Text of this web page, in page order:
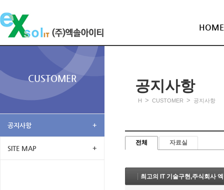
HOME
CUSTOMER
공지사항 +
SITE MAP +
공지사항
H > CUSTOMER > 공지사항
전체 자료실
최고의 IT 기술구현,주식회사